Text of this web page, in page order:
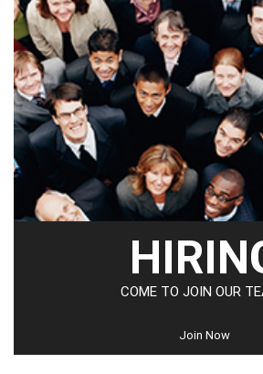
COME TO JOIN OUR
Join Now